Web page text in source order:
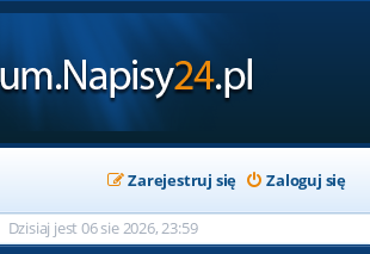
Zaloguj się
Zarejestruj się
Dzisiaj jest 06 sie 2026, 23:59